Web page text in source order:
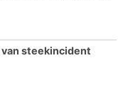
steekincident